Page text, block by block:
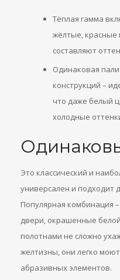
Тёплая гамма
жёлтые, красные
составляют
Одинаковая
конструкций –
что даже белый
холодные
Это классический и
универсален и подходит
Популярная комбинация
двери, окрашенные
полотнами не сложно
желтизны, они легко
абразивных элементов.